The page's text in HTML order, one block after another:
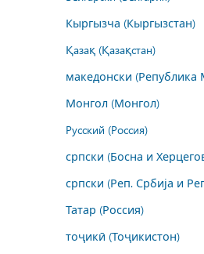
Кыргызча (Кыргызстан)
Қазақ (Қазақстан)
македонски (Република
Монгол (Монгол)
Русский (Россия)
српски (Босна и
српски (Реп. Србија и
Татар (Россия)
тоҷикӣ (Тоҷикистон)